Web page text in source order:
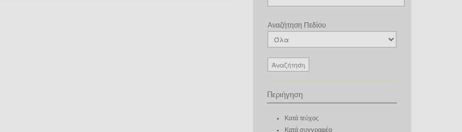
Αναζήτηση Πεδίου
Περιήγηση
Κατά τεύχος
Κατά συγγραφέα